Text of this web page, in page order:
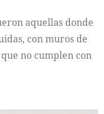
aquellas donde
con muros de
no cumplen con